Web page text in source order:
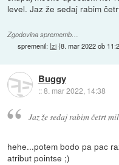
level. Jaz že sedaj rabim
Zgodovina sprememb…
spremenil: Izi(8. mar 2022 ob
Buggy
::8. mar 2022, 14:38
Jaz že sedaj rabim četrt
hehe...potem bodo pa pac
atribut pointse ;)